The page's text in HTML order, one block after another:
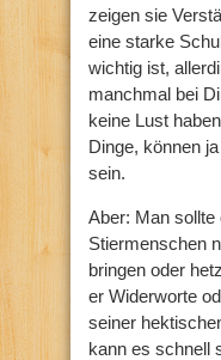
zeigen sie
eine starke
wichtig ist,
manchmal bei
keine Lust
Dinge, können
sein.
Aber: Man sollte
Stiermenschen
bringen oder
er Widerworte
seiner
kann es schnell